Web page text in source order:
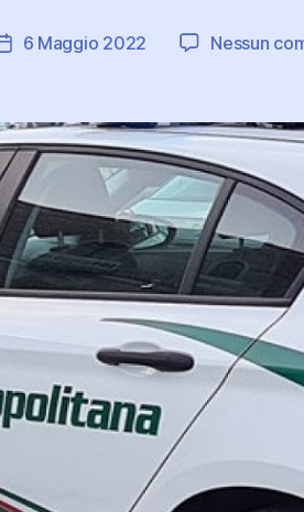
Data6 Maggio 2022 Nessun